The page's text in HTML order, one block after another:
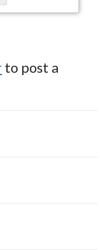
to post a